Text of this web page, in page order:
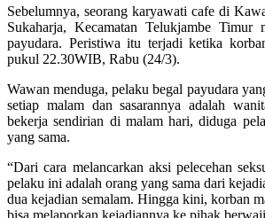
Sebelumnya, seorang karyawati cafe di
Sukaharja, Kecamatan Telukjambe Timur
payudara. Peristiwa itu terjadi ketika
pukul 22.30WIB, Rabu (24/3).
Wawan menduga, pelaku begal payudara
setiap malam dan sasarannya adalah
bekerja sendirian di malam hari, diduga
yang sama.
“Dari cara melancarkan aksi pelecehan
pelaku ini adalah orang yang sama dari
dua kejadian semalam. Hingga kini, korban